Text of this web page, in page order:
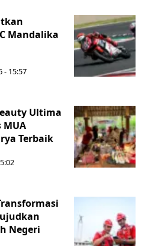
Mandalika
- 15:57
Ultima
Terbaik
Negeri